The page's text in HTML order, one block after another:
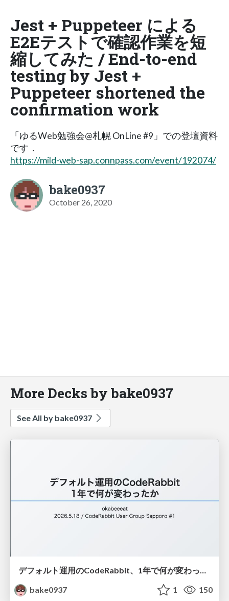
Jest + Puppeteer による
E2Eテストで確認作業を短
縮してみた / End-to-end
testing by Jest +
Puppeteer shortened the
confirmation work
「ゆるWeb勉強会@札幌 OnLine #9」での登壇資料
です．
https://mild-web-sap.connpass.com/event/192074/
bake0937
October 26, 2020
More Decks by bake0937
See All by bake0937
デフォルト運用のCodeRabbit、1年で何が変わったか / How CodeRabbit Changed Our Code Review in 1 Year
bake0937
1 150